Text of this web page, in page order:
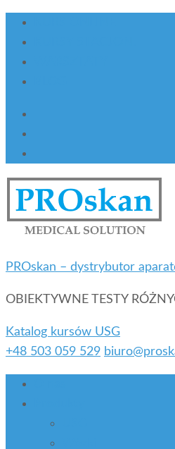
PROskan – dystrybutor
OBIEKTYWNE TESTY
Katalog kursów USG
+48 503 059 529